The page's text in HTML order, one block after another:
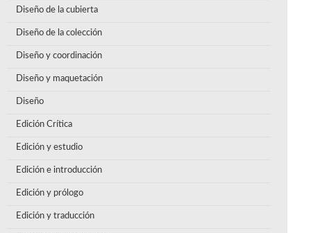
Diseño de la cubierta
Diseño de la colección
Diseño y coordinación
Diseño y maquetación
Diseño
Edición Crítica
Edición y estudio
Edición e introducción
Edición y prólogo
Edición y traducción